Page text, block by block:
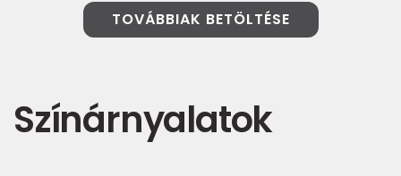
TOVÁBBIAK BETÖLTÉSE
Színárnyalatok